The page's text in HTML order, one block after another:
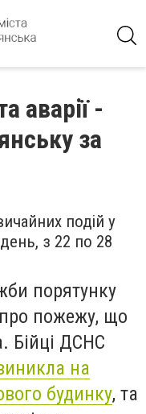
аварії -
за
подій у
з 22 по 28
порятунку
пожежу, що
Бійці ДСНС
на
будинку, та